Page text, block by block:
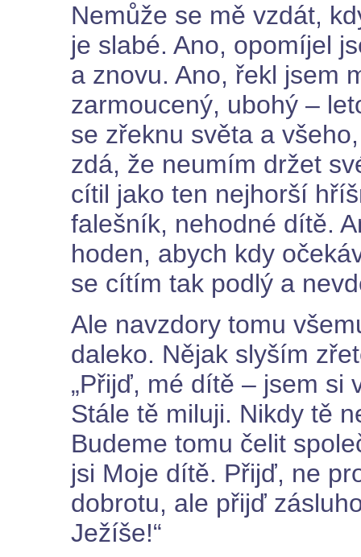
Nemůže se mě vzdát,
je slabé. Ano, opomíjel
a znovu. Ano, řekl jsem
zarmoucený, ubohý –
se zřeknu světa a
zdá, že neumím držet
cítil jako ten nejhorší
falešník, nehodné dítě.
hoden, abych kdy
se cítím tak podlý a
Ale navzdory tomu
daleko. Nějak slyším
„Přijď, mé dítě – jsem si
Stále tě miluji. Nikdy tě
Budeme tomu čelit
jsi Moje dítě. Přijď, ne
dobrotu, ale přijď
Ježíše!“